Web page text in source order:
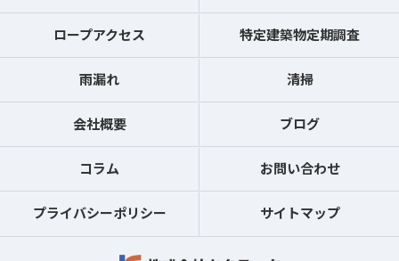
ロープアクセス 特定建築物定期調査
雨漏れ 清掃
会社概要 ブログ
コラム お問い合わせ
プライバシーポリシー サイトマップ